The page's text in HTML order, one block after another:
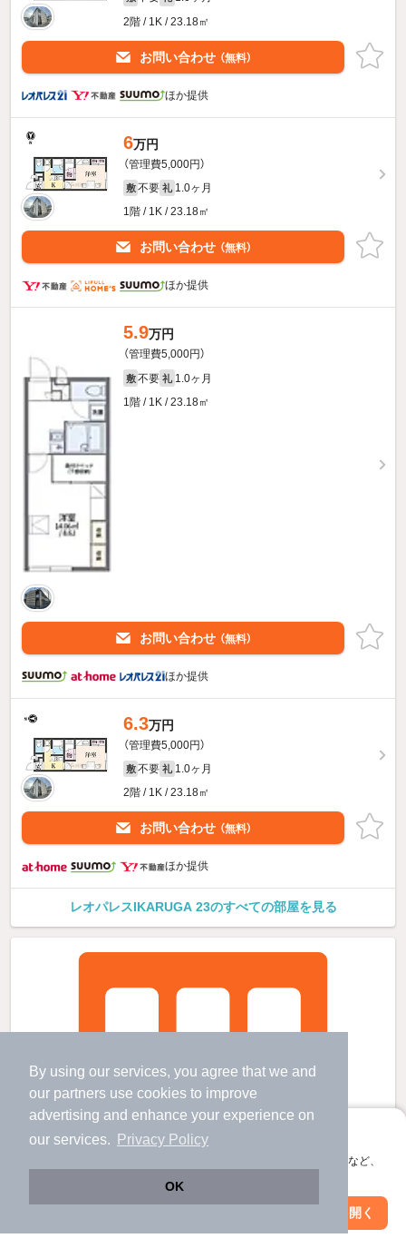
By using our services, you agree that we and
our partners use cookies to improve
advertising and enhance your experience on
our services.
Privacy Policy
OK
アプリに切り替えて、サクサクお部屋探し
会員登録なしですぐ使える。マップ検索やお気に入り保存など、
アプリを開く
2階 / 1K / 23.18㎡
お問い合わせ （無料）
ほか提供
6万円
（管理費5,000円）
敷 不要 礼 1.0ヶ月
1階 / 1K / 23.18㎡
お問い合わせ （無料）
ほか提供
5.9万円
（管理費5,000円）
敷 不要 礼 1.0ヶ月
1階 / 1K / 23.18㎡
お問い合わせ （無料）
ほか提供
6.3万円
（管理費5,000円）
敷 不要 礼 1.0ヶ月
2階 / 1K / 23.18㎡
お問い合わせ （無料）
ほか提供
レオパレスIKARUGA 23のすべての部屋を見る
絞り込み条件を変更